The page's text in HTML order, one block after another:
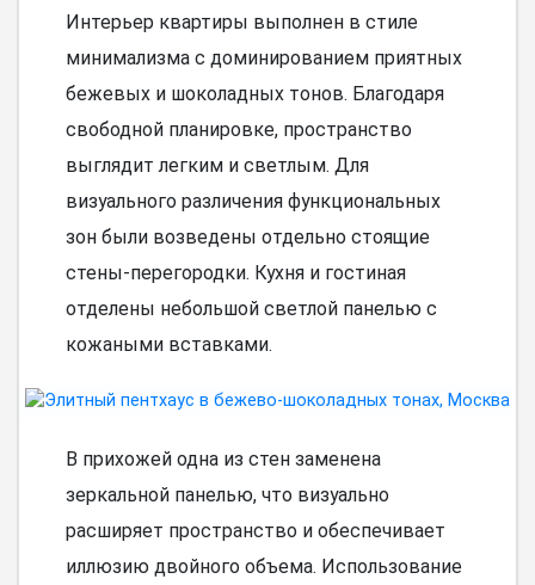
Интерьер квартиры выполнен в стиле
минимализма с доминированием приятных
бежевых и шоколадных тонов. Благодаря
свободной планировке, пространство
выглядит легким и светлым. Для
визуального различения функциональных
зон были возведены отдельно стоящие
стены-перегородки. Кухня и гостиная
отделены небольшой светлой панелью с
кожаными вставками.
В прихожей одна из стен заменена
зеркальной панелью, что визуально
расширяет пространство и обеспечивает
иллюзию двойного объема. Использование